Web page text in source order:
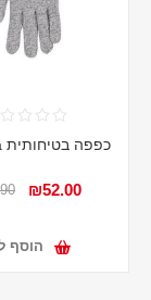
כפפה בטיחותית Tescoma
₪52.00
הוסף